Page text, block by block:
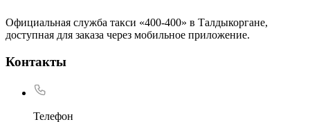
Официальная служба такси «400-400» в Талдыкоргане,
доступная для заказа через мобильное приложение.
Контакты
Телефон